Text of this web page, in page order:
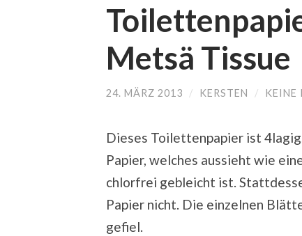
Metsä Tissue
24. MÄRZ 2013 / KERSTEN / KEINE
Dieses Toilettenpapier ist
Papier, welches aussieht wie
chlorfrei gebleicht ist.
Papier nicht. Die einzelnen
gefiel.